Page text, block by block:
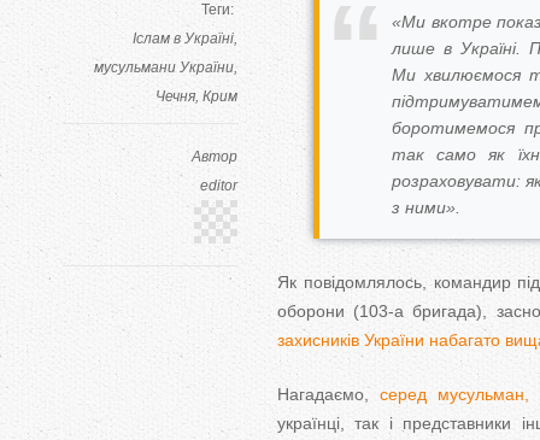
Теги:
Іслам в Україні
мусульмани України
Чечня Крим
Автор
editor
«Ми вкотре
лише в Україні.
Ми хвилюємося
боротимемося
так само як
розраховувати:
з ними».
Як повідомлялось, командир
оборони (103-а бригада),
захисників України набагато
Нагадаємо, серед мусульман,
українці, так і представники